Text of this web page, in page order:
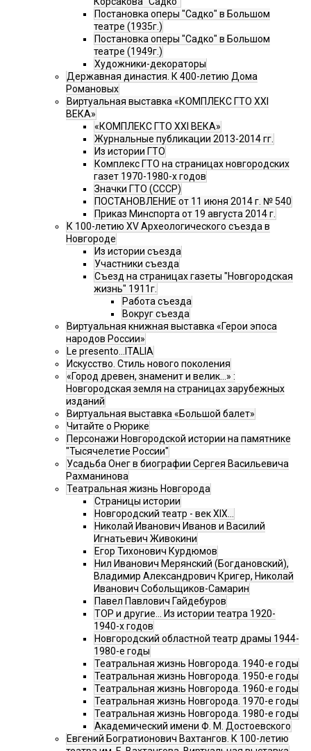
Постановка оперы "Садко" в Большом
театре (1935г.)
Постановка оперы "Садко" в Большом
театре (1949г.)
Художники-декораторы
Державная династия. К 400-летию Дома
Романовых
Виртуальная выставка «КОМПЛЕКС ГТО XXI
ВЕКА»
«КОМПЛЕКС ГТО XXI ВЕКА»
Журнальные публикации 2013-2014 гг.
Из истории ГТО
Комплекс ГТО на страницах новгородских
газет 1970-1980-х годов
Значки ГТО (СССР)
ПОСТАНОВЛЕНИЕ от 11 июня 2014 г. № 540
Приказ Минспорта от 19 августа 2014 г.
К 100-летию XV Археологического съезда в
Новгороде
Из истории съезда
Участники съезда
Cъезд на страницах газеты "Новгородская
жизнь" 1911г.
Работа съезда
Вокруг съезда
Виртуальная книжная выставка «Герои эпоса
народов России»
Le presento...ITALIA
Искусство. Стиль нового поколения
«Город древен, знаменит и велик…» :
Новгородская земля на страницах зарубежных
изданий
Виртуальная выставка «Большой балет»
Читайте о Рюрике
Персонажи Новгородской истории на памятнике
"Тысячелетие России"
Усадьба Онег в биографии Сергея Васильевича
Рахманинова
Театральная жизнь Новгорода
Страницы истории
Новгородский театр - век XIX…
Николай Иванович Иванов и Василий
Игнатьевич Живокини
Егор Тихонович Курдюмов
Нил Иванович Мерянский (Богдановский),
Владимир Александрович Кригер, Николай
Иванович Собольщиков-Самарин
Павел Павлович Гайдебуров
ТОР и другие… Из истории театра 1920-
1940-х годов
Новгородский областной театр драмы 1944-
1980-е годы
Театральная жизнь Новгорода. 1940-е годы
Театральная жизнь Новгорода. 1950-е годы
Театральная жизнь Новгорода. 1960-е годы
Театральная жизнь Новгорода. 1970-е годы
Театральная жизнь Новгорода. 1980-е годы
Академический имени Ф. М. Достоевского
Евгений Богратионович Вахтангов. К 100-летию